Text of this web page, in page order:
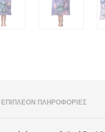
ΕΠΙΠΛΈΟΝ ΠΛΗΡΟΦΟΡΊΕΣ